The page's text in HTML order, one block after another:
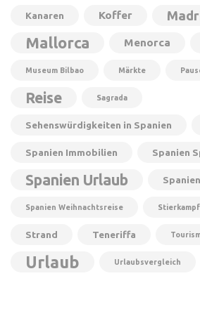
Kanaren Koffer
Mallorca Menorca
Museum Bilbao Märkte
Reise Sagrada
Sehenswürdigkeiten in Spanien
Spanien Immobilien Spanien
Spanien Urlaub
Spanien Weihnachtsreise
Strand Teneriffa
Urlaub Urlaubsvergleich